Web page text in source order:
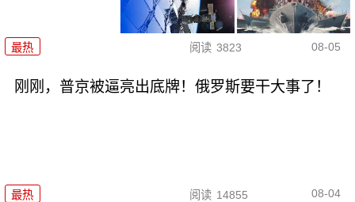
最热 阅读 3823 08-05
刚刚，普京被逼亮出底牌！俄罗斯要干大事了！
最热 阅读 14855 08-04